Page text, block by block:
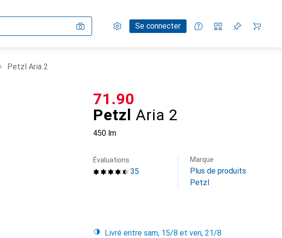
Paramètres
Compte clientSe connecter
Listes de comparaison
Listes d'envies
Panier
Petzl Aria 2
Petzl Aria 2
450 lm
CHF
71.90
35
Évaluations Marque
Plus de produits
Petzl
Livré entre sam, 15/8 et ven, 21/8